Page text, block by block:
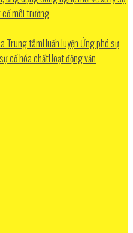
môi trường
Trung tâmHuấn luyện Ứng phó sự
cố hóa chấtHoạt động văn